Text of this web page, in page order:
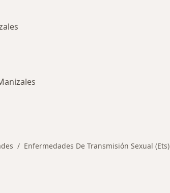
Enfermedades De Transmisión Sexual (Ets)